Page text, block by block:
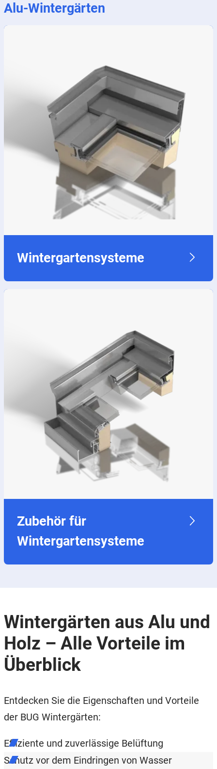
Alu-Wintergärten
Wintergartensysteme
Zubehör für
Wintergartensysteme
Wintergärten aus Alu und
Holz – Alle Vorteile im
Überblick
Entdecken Sie die Eigenschaften und Vorteile
der BUG Wintergärten:
Effiziente und zuverlässige Belüftung
Schutz vor dem Eindringen von Wasser